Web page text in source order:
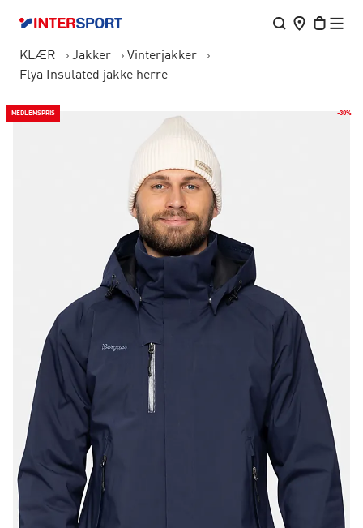
KLÆR Jakker
Vinterjakker
Flya Insulated jakke herre
MEDLEMSPRIS -30%